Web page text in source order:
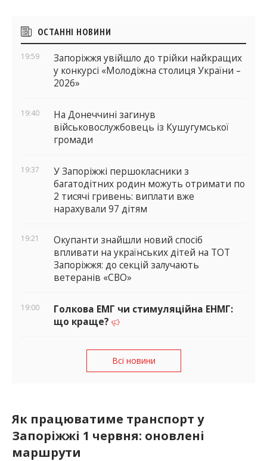
Бічні
віджети
ОСТАННІ НОВИНИ
19:59
Запоріжжя увійшло до трійки найкращих
у конкурсі «Молодіжна столиця України –
2026»
19:40
На Донеччині загинув
військовослужбовець із Кушугумської
громади
19:37
У Запоріжжі першокласники з
багатодітних родин можуть отримати по
2 тисячі гривень: виплати вже
нарахували 97 дітям
19:21
Окупанти знайшли новий спосіб
впливати на українських дітей на ТОТ
Запоріжжя: до секцій залучають
ветеранів «СВО»
19:00
Голкова ЕМГ чи стимуляційна ЕНМГ:
що краще?
Всі новини
Як працюватиме транспорт у
Запоріжжі 1 червня: оновлені
маршрути